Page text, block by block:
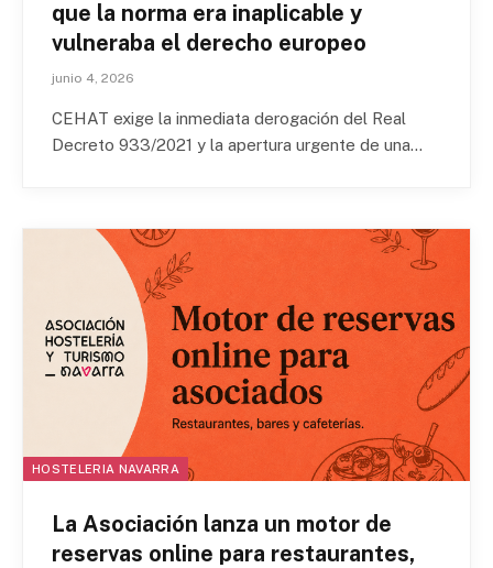
que la norma era inaplicable y
vulneraba el derecho europeo
junio 4, 2026
CEHAT exige la inmediata derogación del Real
Decreto 933/2021 y la apertura urgente de una…
HOSTELERIA NAVARRA
La Asociación lanza un motor de
reservas online para restaurantes,